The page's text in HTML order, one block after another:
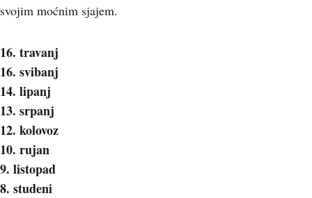
svojim moćnim sjajem.
16. travanj
16. svibanj
14. lipanj
13. srpanj
12. kolovoz
10. rujan
9. listopad
8. studeni